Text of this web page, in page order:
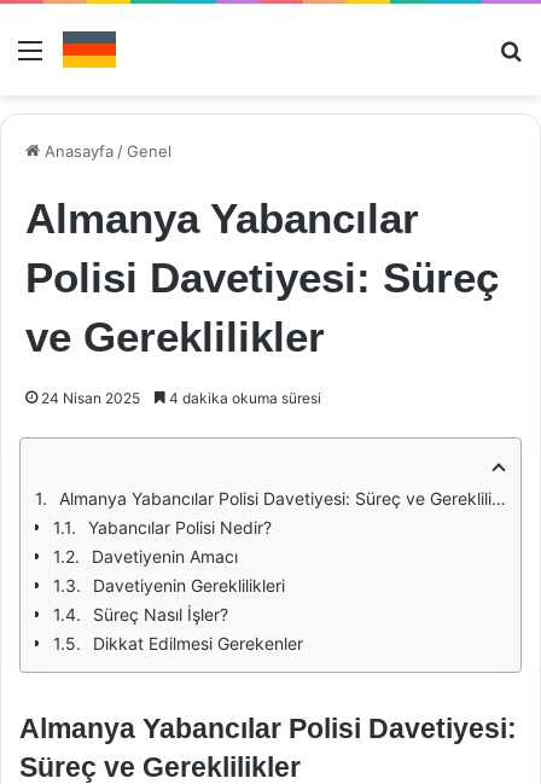
Menü
Anasayfa /Genel
Almanya Yabancılar
Polisi Davetiyesi: Süreç
ve Gereklilikler
24 Nisan 2025 4 dakika okuma süresi
Almanya Yabancılar Polisi Davetiyesi: Süreç ve Gereklilikler
Yabancılar Polisi Nedir?
Davetiyenin Amacı
Davetiyenin Gereklilikleri
Süreç Nasıl İşler?
Dikkat Edilmesi Gerekenler
Almanya Yabancılar Polisi Davetiyesi:
Süreç ve Gereklilikler